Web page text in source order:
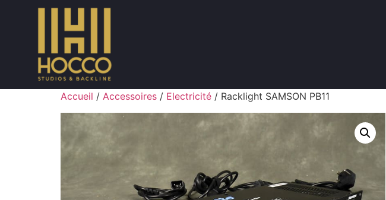
Accueil / Accessoires / Electricité / Racklight SAMSON PB11